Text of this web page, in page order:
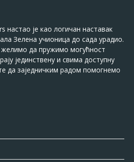
настао је као логичан наставак
Зелена учионица до сада урадио.
да пружимо могућност
јединствену и свима доступну
да заједничким радом помогнемо